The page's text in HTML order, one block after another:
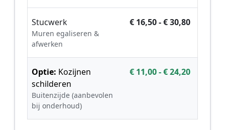
Stucwerk
Muren egaliseren &
afwerken
€ 16,50 - € 30,80
Optie: Kozijnen
schilderen
Buitenzijde (aanbevolen
bij onderhoud)
€ 11,00 - € 24,20